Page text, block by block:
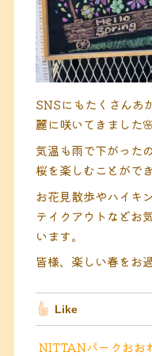
SNSにもたくさんあ
麗に咲いてきました
気温も雨で下がった
桜を楽しむことがで
お花見散歩やハイキ
テイクアウトなどお
います。
皆様、楽しい春をお
Like
NITTANパークおお